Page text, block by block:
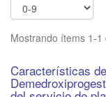
Mostrando ítems 1-1
Características